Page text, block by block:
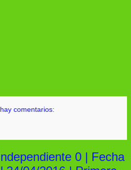
comentarios:
0 | Fecha